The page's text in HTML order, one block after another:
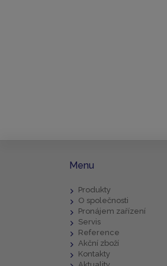
Menu
Produkty
O společnosti
Pronájem zařízení
Servis
Reference
Akční zboží
Kontakty